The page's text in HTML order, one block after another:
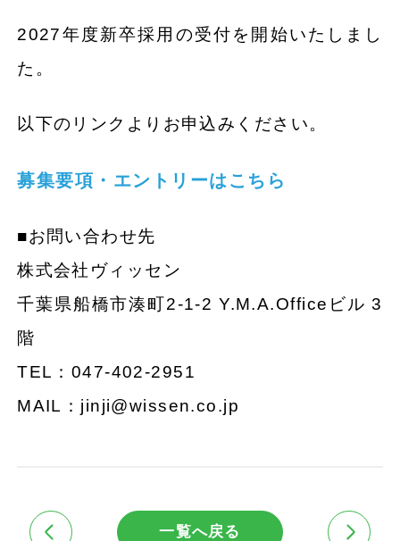
2027年度新卒採用の受付を開始いたしまし
た。
以下のリンクよりお申込みください。
募集要項・エントリーはこちら
■お問い合わせ先
株式会社ヴィッセン
千葉県船橋市湊町2-1-2 Y.M.A.Officeビル 3
階
TEL：047-402-2951
MAIL：jinji@wissen.co.jp
一覧へ戻る